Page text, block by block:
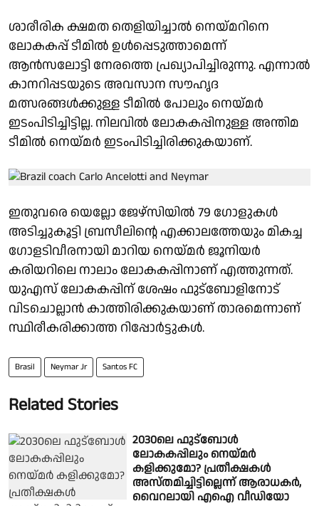
ശാരീരിക ക്ഷമത തെളിയിച്ചാൽ നെയ്‌മറിനെ
ലോകകപ്പ്‌ ടീമിൽ ഉൾപ്പെടുത്താമെന്ന്‌
ആൻസലോട്ടി നേരത്തെ പ്രഖ്യാപിച്ചിരുന്നു. എന്നാൽ
കാനറിപ്പടയുടെ അവസാന സൗഹൃദ
മത്സരങ്ങൾക്കുള്ള ടീമിൽ പോലും നെയ്മർ
ഇടംപിടിച്ചിട്ടില്ല. നിലവിൽ ലോകകപ്പിനുള്ള അന്തിമ
ടീമിൽ നെയ്മർ ഇടംപിടിച്ചിരിക്കുകയാണ്.
ഇതുവരെ യെല്ലോ ജേഴ്സിയിൽ 79 ഗോളുകൾ
അടിച്ചുകൂട്ടി ബ്രസീലിൻ്റെ എക്കാലത്തേയും മികച്ച
ഗോളടിവീരനായി മാറിയ നെയ്മർ ജൂനിയർ
കരിയറിലെ നാലാം ലോകകപ്പിനാണ് എത്തുന്നത്.
യുഎസ് ലോകകപ്പിന് ശേഷം ഫുട്ബോളിനോട്
വിടചൊല്ലാൻ കാത്തിരിക്കുകയാണ് താരമെന്നാണ്
സ്ഥിരീകരിക്കാത്ത റിപ്പോർട്ടുകൾ.
Brasil Neymar Jr Santos FC
Related Stories
2030ലെ ഫുട്ബോൾ
ലോകകപ്പിലും നെയ്മർ
കളിക്കുമോ? പ്രതീക്ഷകൾ
അസ്തമിച്ചിട്ടില്ലെന്ന് ആരാധകർ,
വൈറലായി എഐ വീഡിയോ